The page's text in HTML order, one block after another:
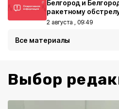
Белгород и
ракетному
2 августа , 09:49
Все материалы
Выбор